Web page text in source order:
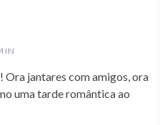
Ora jantares com amigos, ora
uma tarde romântica ao